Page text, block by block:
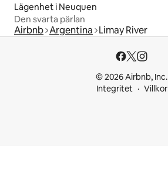
Lägenhet i Neuquen
Den svarta pärlan
Airbnb Argentina Limay River
© 2026 Airbnb, Inc.
Integritet
Villkor